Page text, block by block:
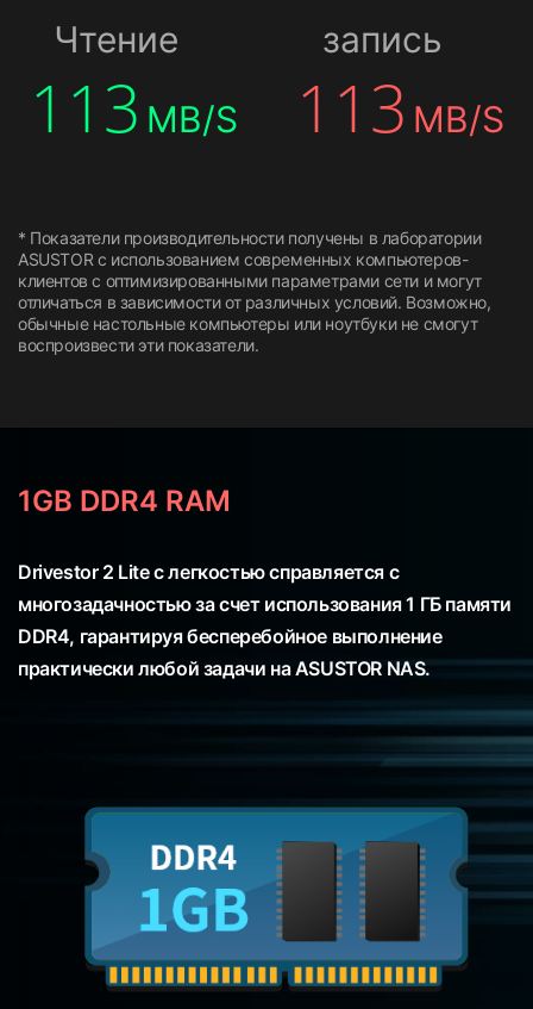
Чтение
113 MB/S
запись
113 MB/S
* Показатели производительности получены в лаборатории
ASUSTOR с использованием современных компьютеров-
клиентов с оптимизированными параметрами сети и могут
отличаться в зависимости от различных условий. Возможно,
обычные настольные компьютеры или ноутбуки не смогут
воспроизвести эти показатели.
1GB DDR4 RAM
Drivestor 2 Lite с легкостью справляется с
многозадачностью за счет использования 1 ГБ памяти
DDR4, гарантируя бесперебойное выполнение
практически любой задачи на ASUSTOR NAS.